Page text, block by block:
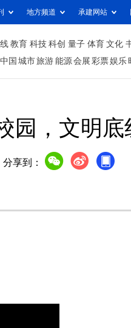
地方频道 承建网站
教育 科技 科创 量子 体育 文化
国 城市旅游 能源 会展 彩票娱乐
园，文明底
分享到：